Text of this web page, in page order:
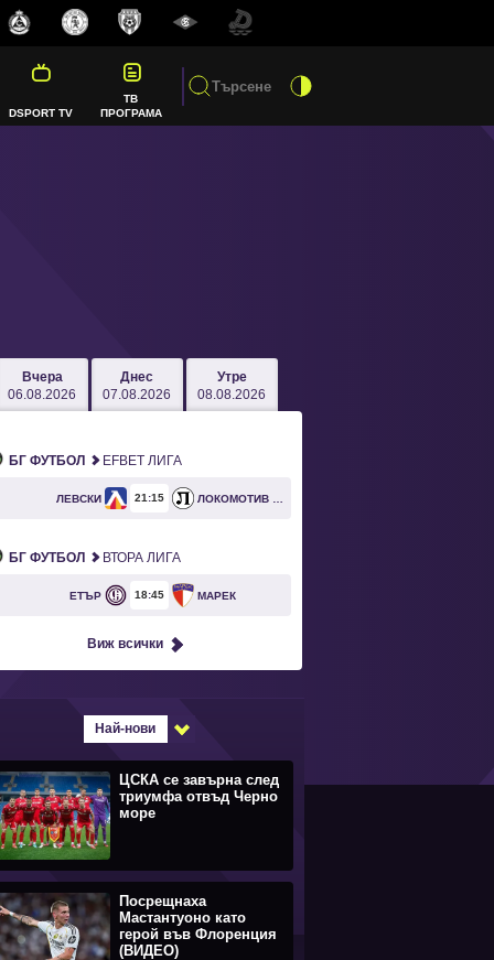
DSPORT TV
ТВ
ПРОГРАМА
Вчера
06.08.2026
Днес
07.08.2026
Утре
08.08.2026
БГ ФУТБОЛ EFBET ЛИГА
ЛЕВСКИ 21 15
БГ ФУТБОЛ ВТОРА ЛИГА
ЕТЪР 18 45 МАРЕК
Виж всички
Най-нови
ЦСКА се завърна след
триумфа отвъд Черно
море
Посрещнаха
Мастантуоно като
герой във Флоренция
(ВИДЕО)